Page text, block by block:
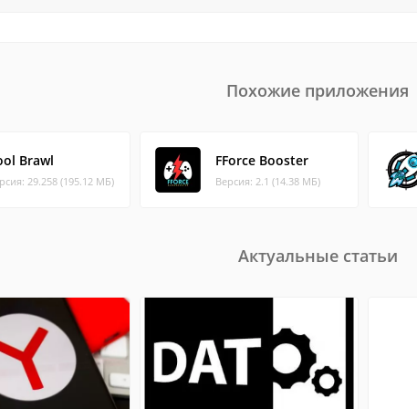
Похожие приложения
Brawl
29.258 (195.12 МБ)
FForce Booster
Версия: 2.1 (14.38 МБ)
Актуальные статьи